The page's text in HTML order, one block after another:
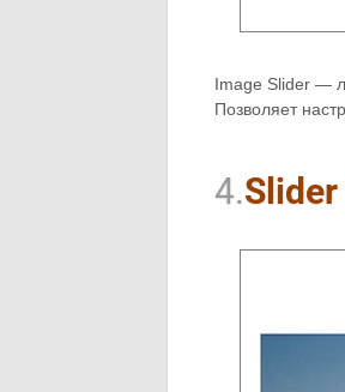
Image Slider —
Позволяет
4.